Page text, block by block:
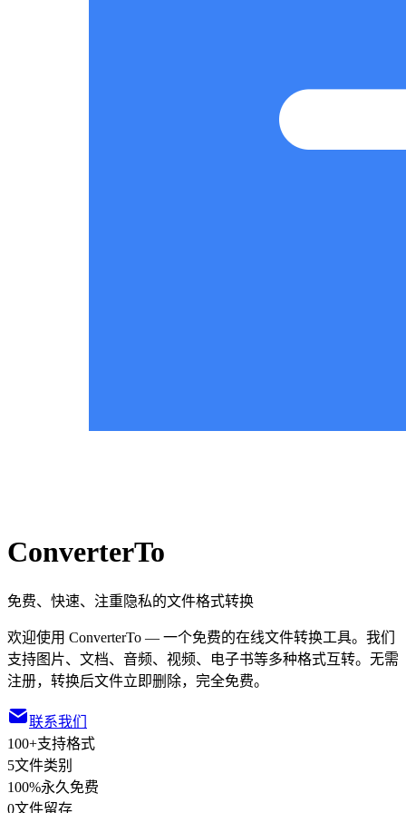
ConverterTo
免费、快速、注重隐私的文件格式转换
欢迎使用 ConverterTo — 一个免费的在线文件转换工具。我们
支持图片、文档、音频、视频、电子书等多种格式互转。无需
注册，转换后文件立即删除，完全免费。
联系我们
100+支持格式
5文件类别
100%永久免费
0文件留存